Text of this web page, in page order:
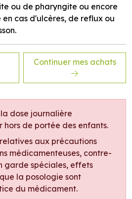
ou de pharyngite ou encore
cas d'ulcères, de reflux ou
Continuer mes achats
dose journalière
hors de portée des enfants.
aux précautions
médicamenteuses, contre-
garde spéciales, effets
la posologie sont
du médicament.